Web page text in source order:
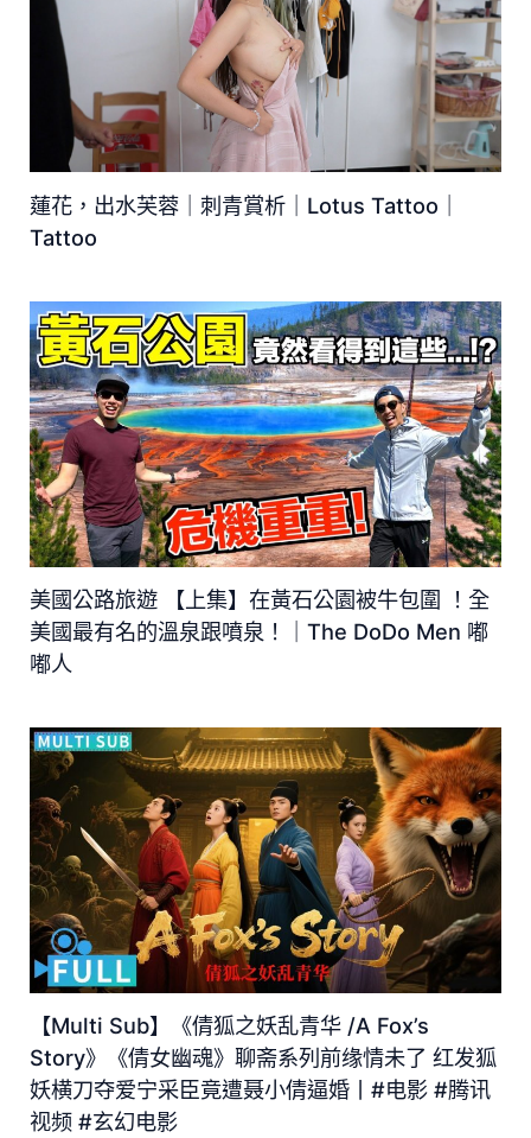
蓮花，出水芙蓉｜刺青賞析｜Lotus Tattoo｜
Tattoo
美國公路旅遊 【上集】在黃石公園被牛包圍 ！全
美國最有名的溫泉跟噴泉！｜The DoDo Men 嘟
嘟人
【Multi Sub】《倩狐之妖乱青华 /A Fox’s
Story》《倩女幽魂》聊斋系列前缘情未了 红发狐
妖横刀夺爱宁采臣竟遭聂小倩逼婚丨#电影 #腾讯
视频 #玄幻电影